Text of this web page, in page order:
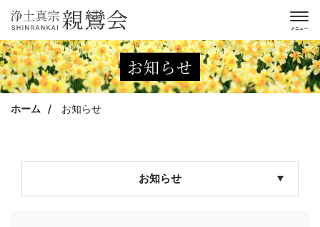
お知らせ
ホーム お知らせ
お知らせ